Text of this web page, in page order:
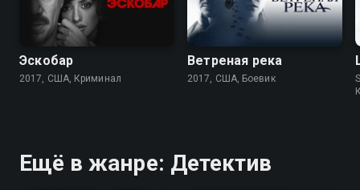
Эскобар
2017, США, Криминал
Ветреная река
2017, США, Боевик
Ещё в жанре: Детектив